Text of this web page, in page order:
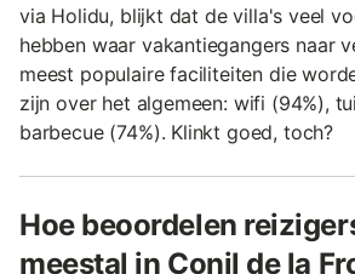
via Holidu, blijkt dat de villa's veel
hebben waar vakantiegangers naar
meest populaire faciliteiten die
zijn over het algemeen: wifi (94%),
barbecue (74%). Klinkt goed, toch?
Hoe beoordelen
meestal in Conil de la